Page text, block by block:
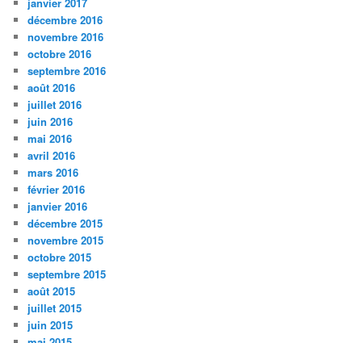
décembre 2016
novembre 2016
octobre 2016
septembre 2016
août 2016
juillet 2016
juin 2016
mai 2016
avril 2016
mars 2016
février 2016
janvier 2016
décembre 2015
novembre 2015
octobre 2015
septembre 2015
août 2015
juillet 2015
juin 2015